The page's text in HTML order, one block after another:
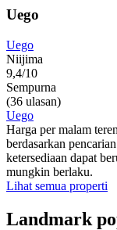
Uego
Uego
Niijima
9,4/10
Sempurna
(36 ulasan)
Uego
Harga per malam
berdasarkan
ketersediaan dapat
mungkin berlaku.
Lihat semua properti
Landmark